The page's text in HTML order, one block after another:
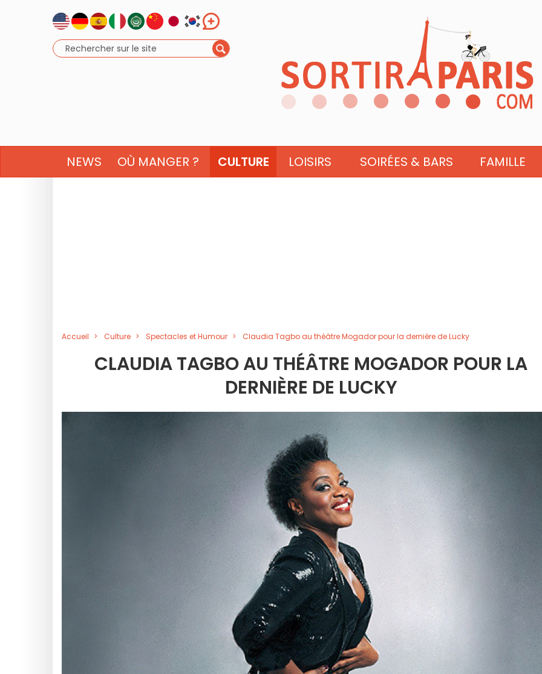
NEWS OÙ MANGER ? CULTURE LOISIRS SOIRÉES & BARS FAMILLE
Accueil Culture Spectacles et Humour Claudia Tagbo au théâtre Mogador pour la dernière de Lucky
CLAUDIA TAGBO AU THÉÂTRE MOGADOR POUR LA
DERNIÈRE DE LUCKY